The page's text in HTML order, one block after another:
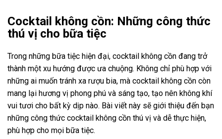
Cocktail không cồn: Những công thức
thú vị cho bữa tiệc
Trong những bữa tiệc hiện đại, cocktail không cồn đang trở
thành một xu hướng được ưa chuộng. Không chỉ phù hợp với
những ai muốn tránh xa rượu bia, mà cocktail không cồn còn
mang lại hương vị phong phú và sáng tạo, tạo nên không khí
vui tươi cho bất kỳ dịp nào. Bài viết này sẽ giới thiệu đến bạn
những công thức cocktail không cồn thú vị và dễ thực hiện,
phù hợp cho mọi bữa tiệc.